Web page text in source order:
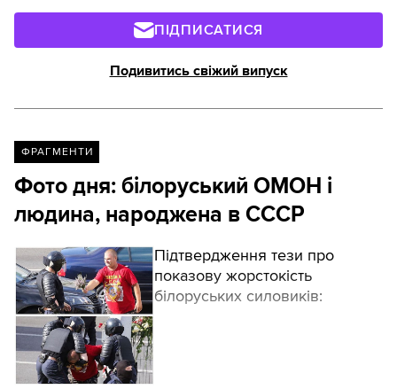
ПІДПИСАТИСЯ
Подивитись свіжий випуск
ФРАГМЕНТИ
Фото дня: білоруський ОМОН і
людина, народжена в СССР
Підтвердження тези про
показову жорстокість
білоруських силовиків: